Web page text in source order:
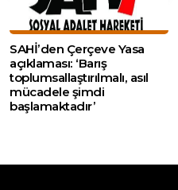
SAHİ’den Çerçeve Yasa
açıklaması: ‘Barış
toplumsallaştırılmalı, asıl
mücadele şimdi
başlamaktadır’